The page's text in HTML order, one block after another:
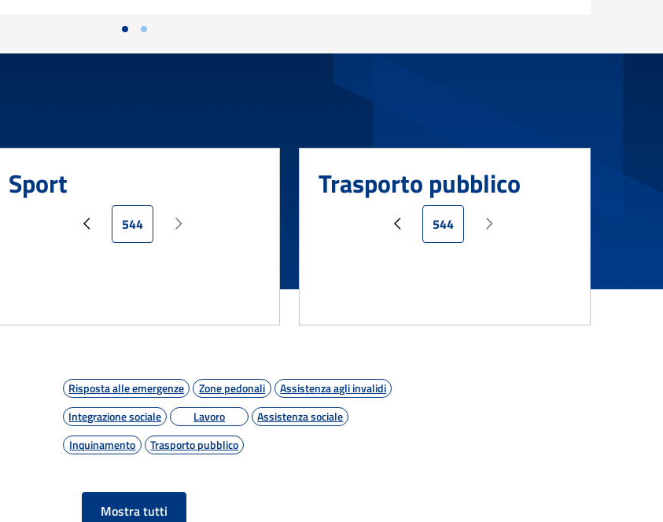
Sport
Pagina precedente
Pagina attuale
544
Pagina successiva
Trasporto pubblico
Pagina precedente
Pagina attuale
544
Pagina successiva
Risposta alle emergenze Zone pedonali
Assistenza agli invalidi
Integrazione sociale
Lavoro
Assistenza sociale
Inquinamento
Trasporto pubblico
Mostra tutti